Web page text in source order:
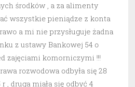
środków , a za alimenty
wszystkie pieniądze z konta
a mi nie przysługuje żadna
z ustawy Bankowej 54 o
zajęciami komorniczymi !!!
rozwodowa odbyła się 28
, druga miała się odbyć 4